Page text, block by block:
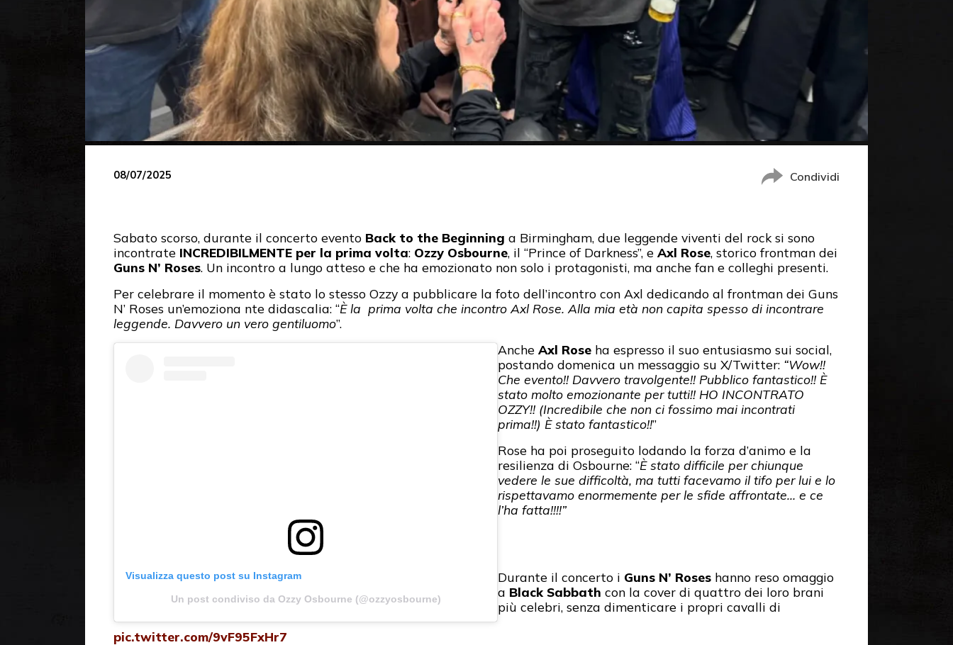
08/07/2025 Condividi
Sabato scorso, durante il concerto evento Back to the Beginning a Birmingham, due leggende viventi del rock si sono
incontrate INCREDIBILMENTE per la prima volta: Ozzy Osbourne, il “Prince of Darkness”, e Axl Rose, storico frontman dei
Guns N’ Roses. Un incontro a lungo atteso e che ha emozionato non solo i protagonisti, ma anche fan e colleghi presenti.
Per celebrare il momento è stato lo stesso Ozzy a pubblicare la foto dell’incontro con Axl dedicando al frontman dei Guns
N’ Roses un’emoziona nte didascalia: “È la prima volta che incontro Axl Rose. Alla mia età non capita spesso di incontrare
leggende. Davvero un vero gentiluomo”.
Visualizza questo post su Instagram
Un post condiviso da Ozzy Osbourne (@ozzyosbourne)
Anche Axl Rose ha espresso il suo entusiasmo sui social,
postando domenica un messaggio su X/Twitter: “Wow!!
Che evento!! Davvero travolgente!! Pubblico fantastico!! È
stato molto emozionante per tutti!! HO INCONTRATO
OZZY!! (Incredibile che non ci fossimo mai incontrati
prima!!) È stato fantastico!!”
Rose ha poi proseguito lodando la forza d’animo e la
resilienza di Osbourne: “È stato difficile per chiunque
vedere le sue difficoltà, ma tutti facevamo il tifo per lui e lo
rispettavamo enormemente per le sfide affrontate… e ce
l’ha fatta!!!!”
pic.twitter.com/9vF95FxHr7
Durante il concerto i Guns N’ Roses hanno reso omaggio
a Black Sabbath con la cover di quattro dei loro brani
più celebri, senza dimenticare i propri cavalli di